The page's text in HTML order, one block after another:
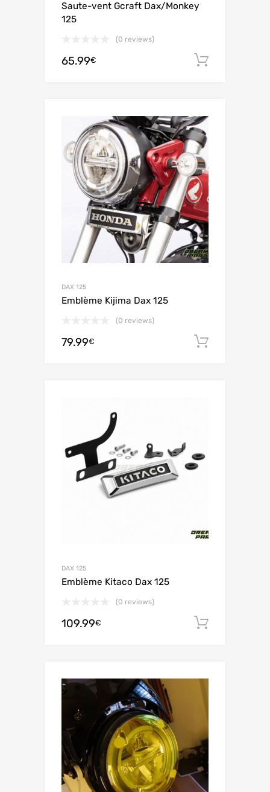
Saute-vent Gcraft Dax/Monkey
125
(0 reviews)
65.99€
DAX 125
Emblème Kijima Dax 125
(0 reviews)
79.99€
DAX 125
Emblème Kitaco Dax 125
(0 reviews)
109.99€